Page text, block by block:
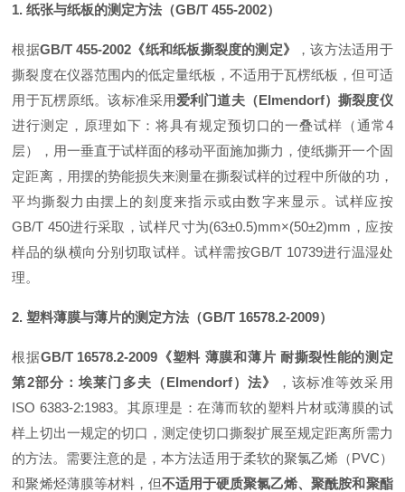
1. 纸张与纸板的测定方法（GB/T 455-2002）
根据GB/T 455-2002《纸和纸板撕裂度的测定》
，该方法适用于
撕裂度在仪器范围内的低定量纸板，不适用于瓦楞纸板，但可适
用于瓦楞原纸。该标准采用爱利门道夫（Elmendorf）撕裂度仪
进行测定，原理如下：将具有规定预切口的一叠试样（通常4
层），用一垂直于试样面的移动平面施加撕力，使纸撕开一个固
定距离，用摆的势能损失来测量在撕裂试样的过程中所做的功，
平均撕裂力由摆上的刻度来指示或由数字来显示 。试样应按
GB/T 450进行采取，试样尺寸为(63±0.5)mm×(50±2)mm，应按
样品的纵横向分别切取试样。试样需按GB/T 10739进行温湿处
理。
2. 塑料薄膜与薄片的测定方法（GB/T 16578.2-2009）
根据GB/T 16578.2-2009《塑料 薄膜和薄片 耐撕裂性能的测定
第2部分：埃莱门多夫（Elmendorf）法》
，该标准等效采用
ISO 6383-2:1983。其原理是：在薄而软的塑料片材或薄膜的试
样上切出一规定的切口，测定使切口撕裂扩展至规定距离所需力
的方法。需要注意的是，本方法适用于柔软的聚氯乙烯（PVC）
和聚烯烃薄膜等材料，但不适用于硬质聚氯乙烯、聚酰胺和聚酯